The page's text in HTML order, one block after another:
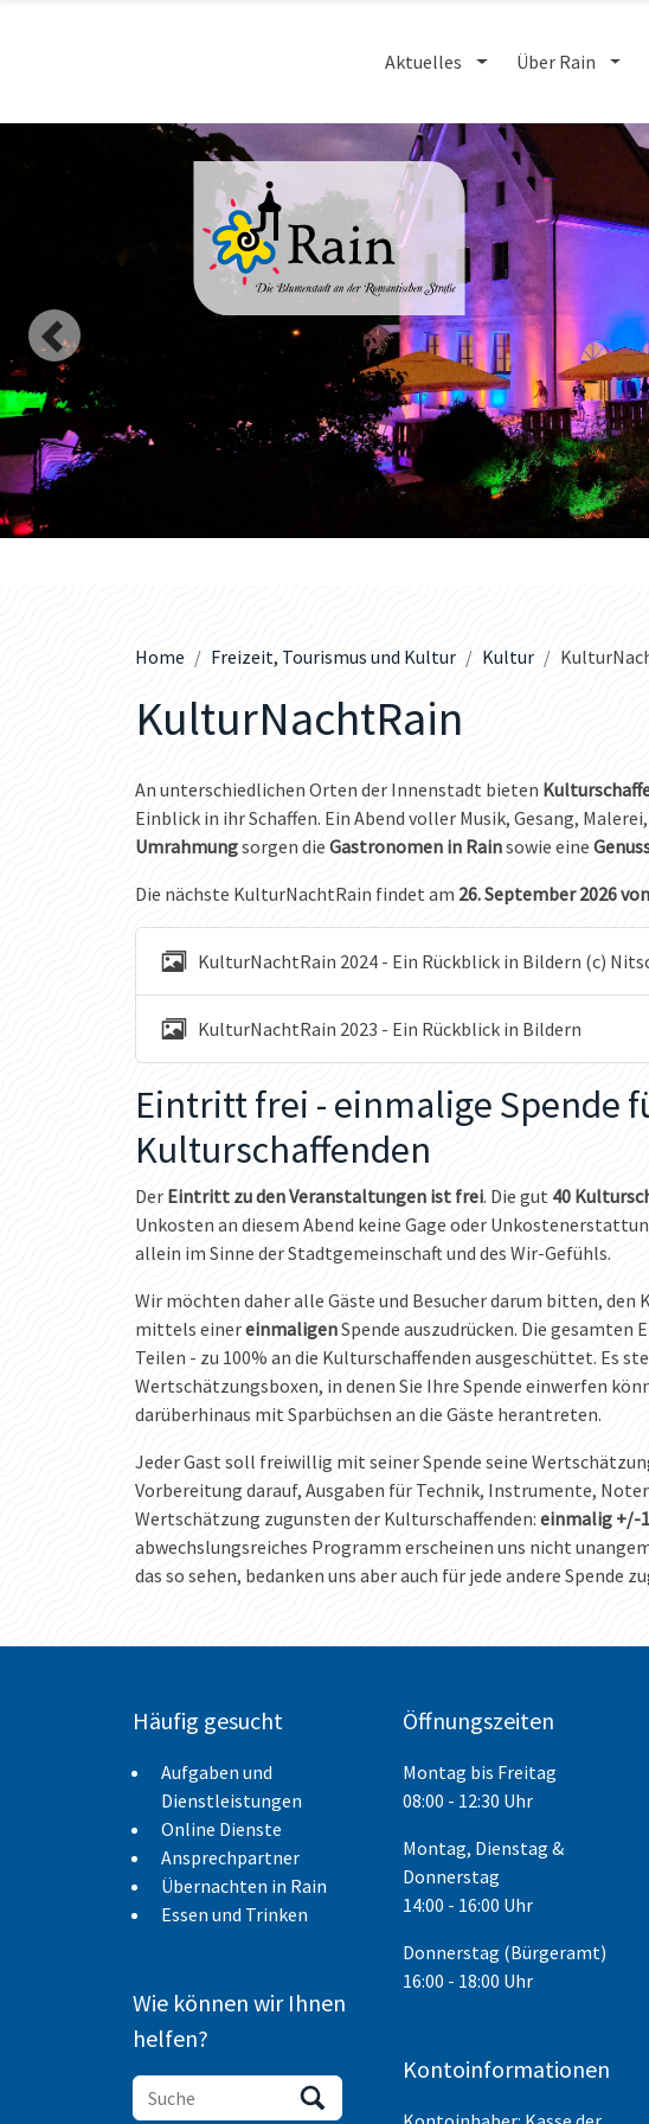
Aktuelles Über Rain
Home Freizeit, Tourismus und Kultur Kultur
KulturNachtRain
An unterschiedlichen Orten der Innenstadt bieten
Einblick in ihr Schaffen. Ein Abend voller Musik, Gesang,
Umrahmungsorgen die Gastronomen in Rainsowie eine
Die nächste KulturNachtRain findet am 26. September 2026
KulturNachtRain 2024 - Ein Rückblick in Bildern (c)
KulturNachtRain 2023 - Ein Rückblick in Bildern
Eintritt frei - einmalige Spende
Kulturschaffenden
Der Eintritt zu den Veranstaltungen ist frei. Die gut 40
Unkosten an diesem Abend keine Gage oder
allein im Sinne der Stadtgemeinschaft und des Wir-Gefühls.
Wir möchten daher alle Gäste und Besucher darum bitten,
mittels einereinmaligenSpende auszudrücken. Die gesamten
Teilen - zu 100% an die Kulturschaffenden ausgeschüttet. Es
Wertschätzungsboxen, in denen Sie Ihre Spende einwerfen
darüberhinaus mit Sparbüchsen an die Gäste herantreten.
Jeder Gast soll freiwillig mit seiner Spende seine
Vorbereitung darauf, Ausgaben für Technik, Instrumente,
Wertschätzung zugunsten der Kulturschaffenden: einmalig +/-
abwechslungsreiches Programm erscheinen uns nicht
das so sehen, bedanken uns aber auch für jede andere Spende
Häufig gesucht
Aufgaben und
Dienstleistungen
Online Dienste
Ansprechpartner
Übernachten in Rain
Essen und Trinken
Wie können wir Ihnen
helfen?
Öffnungszeiten
Montag bis Freitag
08:00 - 12:30 Uhr
Montag, Dienstag &
Donnerstag
14:00 - 16:00 Uhr
Donnerstag (Bürgeramt)
16:00 - 18:00 Uhr
Kontoinformationen